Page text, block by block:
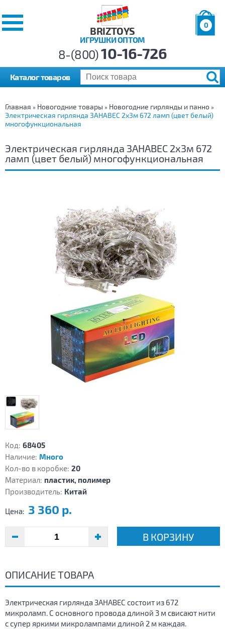
BRIZTOYS
ИГРУШКИ ОПТОМ
0
р.
8-(800)10-16-726
Каталог товаров
Главная » Новогодние товары » Новогодние гирлянды и панно »
Электрическая гирлянда ЗАНАВЕС 2х3м 672 ламп (цвет белый)
многофункциональная
Электрическая гирлянда ЗАНАВЕС 2х3м 672
ламп (цвет белый) многофункциональная
Код: 68405
Наличие: Много
Кол-во в коробке: 20
Материал: пластик, полимер
Производитель: Китай
Цена: 3 360 р.
В КОРЗИНУ
ОПИСАНИЕ ТОВАРА
Электрическая гирлянда ЗАНАВЕС состоит из 672
микроламп. С основного провода длиной 3 м свисают нити
с супер яркими микролампами длиной 2 м каждая.